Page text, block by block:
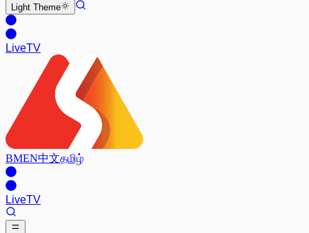
Light Theme
LiveTV
BMEN中文தமிழ்
LiveTV